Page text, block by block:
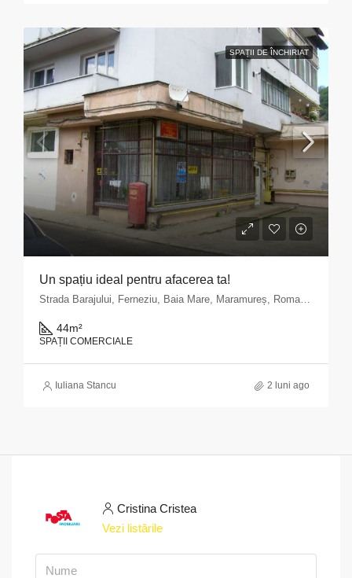
SPAȚII DE ÎNCHIRIAT
Un spațiu ideal pentru afacerea ta!
Strada Barajului, Ferneziu, Baia Mare, Maramureș, Romania
44m²
SPAȚII COMERCIALE
Iuliana Stancu 2 luni ago
Cristina Cristea
Vezi listările